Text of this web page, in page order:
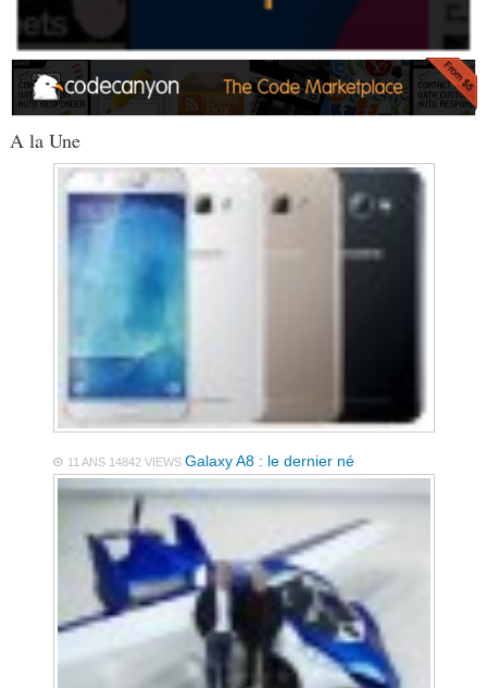
A la Une
11 ANS 14842 VIEWSGalaxy A8 : le dernier né